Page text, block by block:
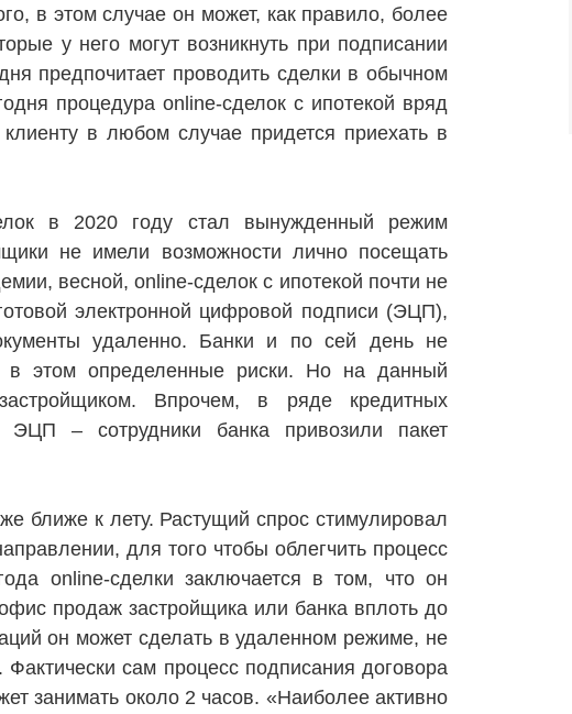
в этом случае он может, как правило, более
у него могут возникнуть при подписании
предпочитает проводить сделки в обычном
процедура online-сделок c ипотекой вряд
в любом случае придется приехать в
в 2020 году стал вынужденный режим
не имели возможности лично посещать
весной, online-сделок с ипотекой почти не
электронной цифровой подписи (ЭЦП),
удаленно. Банки и по сей день не
в этом определенные риски. Но на данный
Впрочем, в ряде кредитных
– сотрудники банка привозили пакет
ближе к лету. Растущий спрос стимулировал
для того чтобы облегчить процесс
online-сделки заключается в том, что он
продаж застройщика или банка вплоть до
он может сделать в удаленном режиме, не
сам процесс подписания договора
занимать около 2 часов. «Наиболее активно